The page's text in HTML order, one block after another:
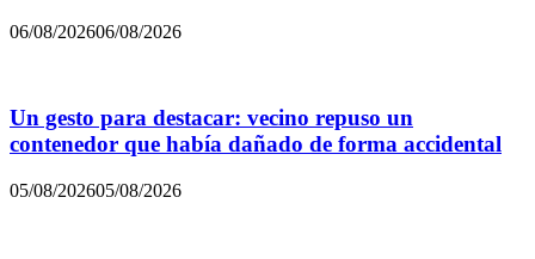
06/08/202606/08/2026
Un gesto para destacar: vecino repuso un
contenedor que había dañado de forma accidental
05/08/202605/08/2026